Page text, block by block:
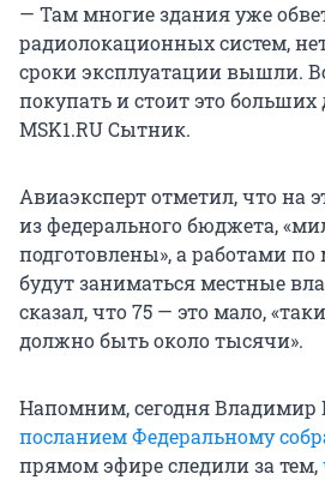
— Там многие здания уже
радиолокационных систем,
сроки эксплуатации вышли.
покупать и стоит это больших
MSK1.RU Сытник.
Авиаэксперт отметил, что на
из федерального бюджета,
подготовлены», а работами
будут заниматься местные
сказал, что 75 — это мало,
должно быть около тысячи».
Напомним, сегодня Владимир
посланием Федеральному
прямом эфире следили за тем,